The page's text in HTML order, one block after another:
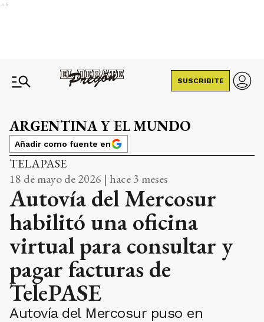
Ads
SUSCRIBITE
ARGENTINA Y EL MUNDO
Añadir como fuente en
TELAPASE
18 de mayo de 2026 | hace 3 meses
Autovía del Mercosur
habilitó una oficina
virtual para consultar y
pagar facturas de
TelePASE
Autovía del Mercosur puso en